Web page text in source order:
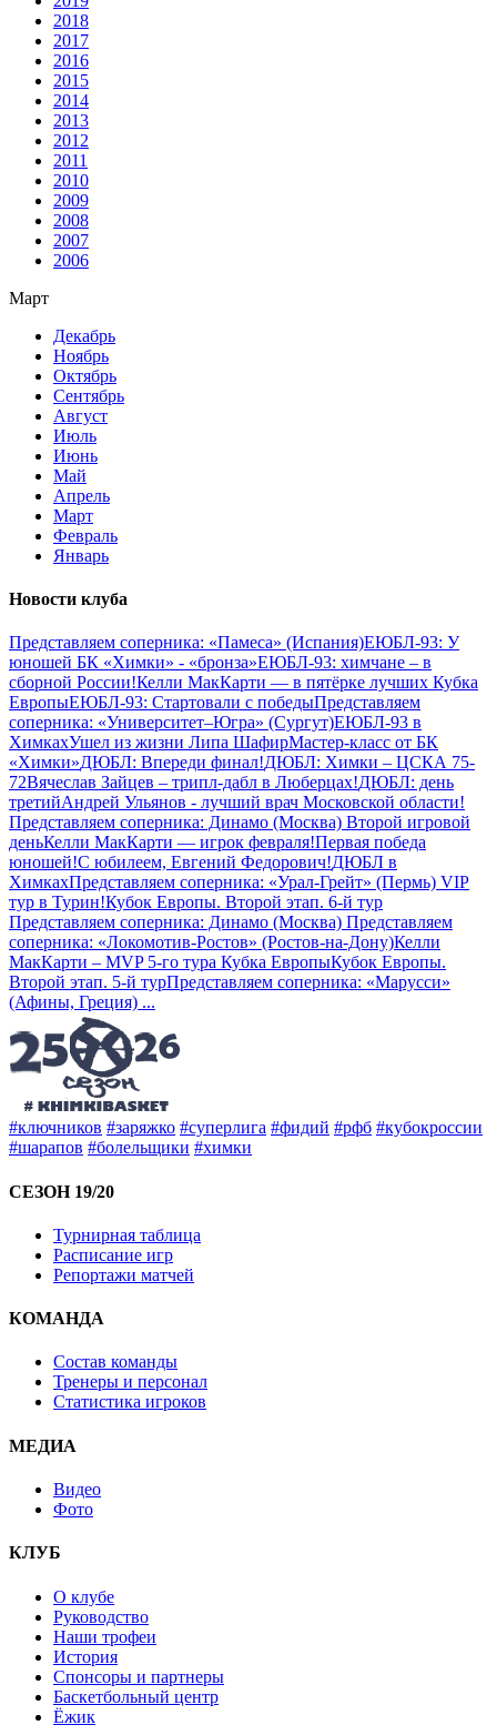
2018
2017
2016
2015
2014
2013
2012
2011
2010
2009
2008
2007
2006
Март
Декабрь
Ноябрь
Октябрь
Сентябрь
Август
Июль
Июнь
Май
Апрель
Март
Февраль
Январь
Новости клуба
Представляем соперника: «Памеса» (Испания)ЕЮБЛ-93: У
юношей БК «Химки» - «бронза»ЕЮБЛ-93: химчане – в
сборной России!Келли МакКарти — в пятёрке лучших Кубка
ЕвропыЕЮБЛ-93: Стартовали с победыПредставляем
соперника: «Университет–Югра» (Сургут)ЕЮБЛ-93 в
ХимкахУшел из жизни Липа ШафирМастер-класс от БК
«Химки»ДЮБЛ: Впереди финал!ДЮБЛ: Химки – ЦСКА 75-
72Вячеслав Зайцев – трипл-дабл в Люберцах!ДЮБЛ: день
третийАндрей Ульянов - лучший врач Московской области!
Представляем соперника: Динамо (Москва) Второй игровой
деньКелли МакКарти — игрок февраля!Первая победа
юношей!С юбилеем, Евгений Федорович!ДЮБЛ в
ХимкахПредставляем соперника: «Урал-Грейт» (Пермь) VIP
тур в Турин!Кубок Европы. Второй этап. 6-й тур
Представляем соперника: Динамо (Москва) Представляем
соперника: «Локомотив-Ростов» (Ростов-на-Дону)Келли
МакКарти – MVP 5-го тура Кубка ЕвропыКубок Европы.
Второй этап. 5-й турПредставляем соперника: «Марусси»
(Афины, Греция) ...
#ключников #заряжко #суперлига #фидий #рфб #кубокроссии
#шарапов #болельщики #химки
СЕЗОН 19/20
Турнирная таблица
Расписание игр
Репортажи матчей
КОМАНДА
Состав команды
Тренеры и персонал
Статистика игроков
МЕДИА
Видео
Фото
КЛУБ
О клубе
Руководство
Наши трофеи
История
Спонсоры и партнеры
Баскетбольный центр
Ёжик